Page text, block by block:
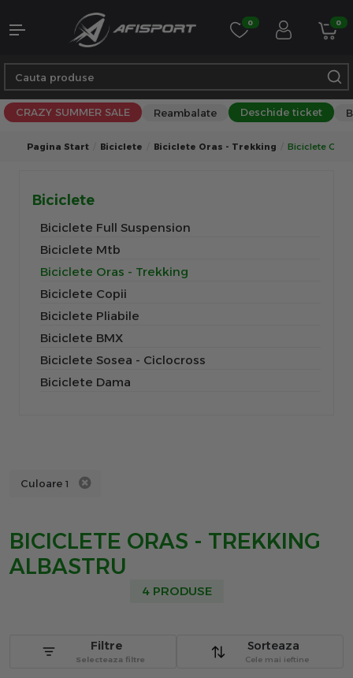
0 0
CRAZY SUMMER SALE Reambalate Deschide ticket
Pagina Start Biciclete Biciclete Oras - Trekking Biciclete Oras
Biciclete
Biciclete Full Suspension
Biciclete Mtb
Biciclete Oras - Trekking
Biciclete Copii
Biciclete Pliabile
Biciclete BMX
Biciclete Sosea - Ciclocross
Biciclete Dama
Culoare 1
BICICLETE ORAS - TREKKING
ALBASTRU
4 PRODUSE
Sorteaza
Cele mai ieftine
Filtre
Selecteaza filtre